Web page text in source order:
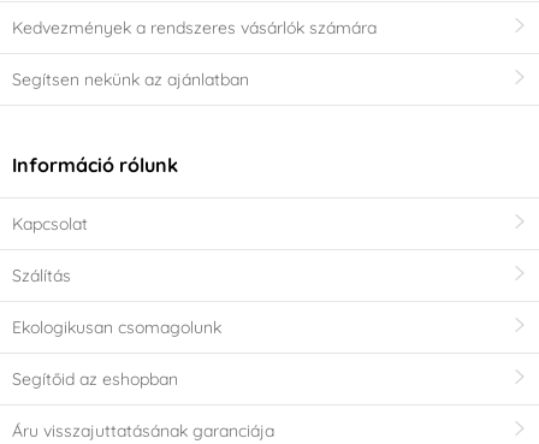
Kedvezmények a rendszeres vásárlók számára
Segítsen nekünk az ajánlatban
Információ rólunk
Kapcsolat
Szálítás
Ekologikusan csomagolunk
Segítőid az eshopban
Áru visszajuttatásának garanciája